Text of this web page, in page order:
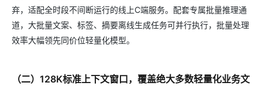
弃，适配全时段不间断运行的线上C端服务。配套专属批量推理通
道，大批量文案、标签、摘要离线生成任务可并行执行，批量处理
效率大幅领先同价位轻量化模型。
（二）128K标准上下文窗口，覆盖绝大多数轻量化业务文